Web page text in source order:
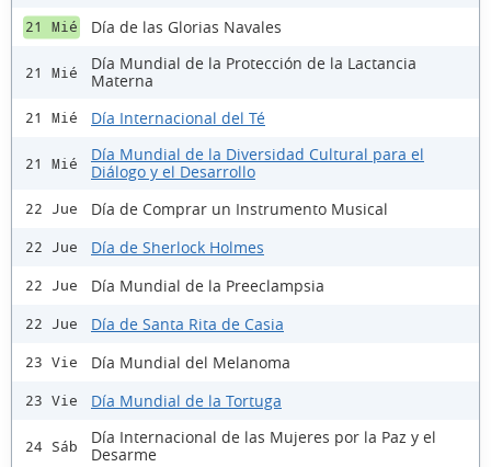
21 Mié Día de las Glorias Navales
21 Mié
Día Mundial de la Protección de la Lactancia
Materna
21 Mié Día Internacional del Té
21 Mié
Día Mundial de la Diversidad Cultural para el
Diálogo y el Desarrollo
22 Jue Día de Comprar un Instrumento Musical
22 Jue Día de Sherlock Holmes
22 Jue Día Mundial de la Preeclampsia
22 Jue Día de Santa Rita de Casia
23 Vie Día Mundial del Melanoma
23 Vie Día Mundial de la Tortuga
24 Sáb
Día Internacional de las Mujeres por la Paz y el
Desarme